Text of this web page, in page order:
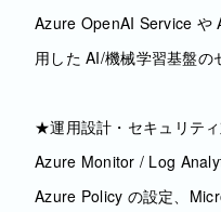
Azure OpenAI Service や
用した AI/機械学習基盤の
★運用設計・セキュリテ
Azure Monitor / Log
Azure Policy の設定、